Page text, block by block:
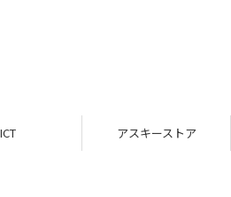
ICT アスキーストア